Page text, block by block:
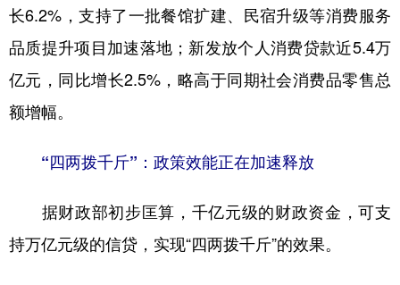
长6.2%，支持了一批餐馆扩建、民宿升级等消费服务
品质提升项目加速落地；新发放个人消费贷款近5.4万
亿元，同比增长2.5%，略高于同期社会消费品零售总
额增幅。
“四两拨千斤”：政策效能正在加速释放
据财政部初步匡算，千亿元级的财政资金，可支
持万亿元级的信贷，实现“四两拨千斤”的效果。